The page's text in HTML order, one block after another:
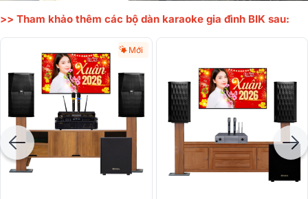
>> Tham khảo thêm các bộ dàn karaoke gia đình BIK sau:
Mới